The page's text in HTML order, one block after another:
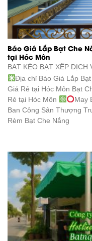
Báo Giá Lắp Bạt Che
tại Hóc Môn
BẠT KÉO BẠT XẾP DỊCH
Địa chỉ Báo Giá Lắp
Giá Rẻ tại Hóc Môn Bạt
Rẻ tại Hóc Môn
May
Ban Công Sân Thượng
Rèm Bạt Che Nắng